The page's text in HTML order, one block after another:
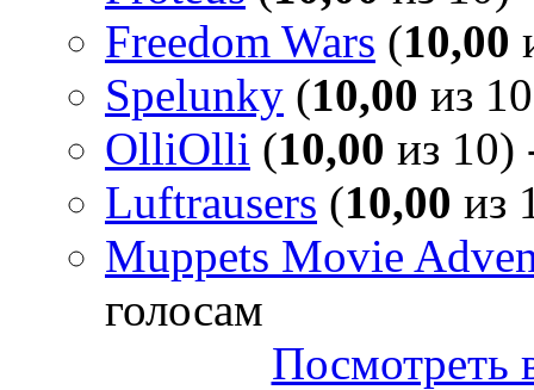
Freedom Wars (10,00
Spelunky (10,00 из
OlliOlli (10,00 из 10)
Luftrausers (10,00 из
Muppets Movie
голосам
Посмотреть